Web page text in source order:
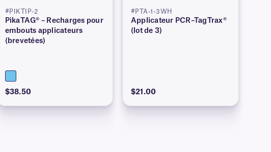
#PIKTIP-2
PikaTAG® – Recharges pour
embouts applicateurs
(brevetées)
$38.50
#PTA-1-3WH
Applicateur PCR–TagTrax®
(lot de 3)
$21.00